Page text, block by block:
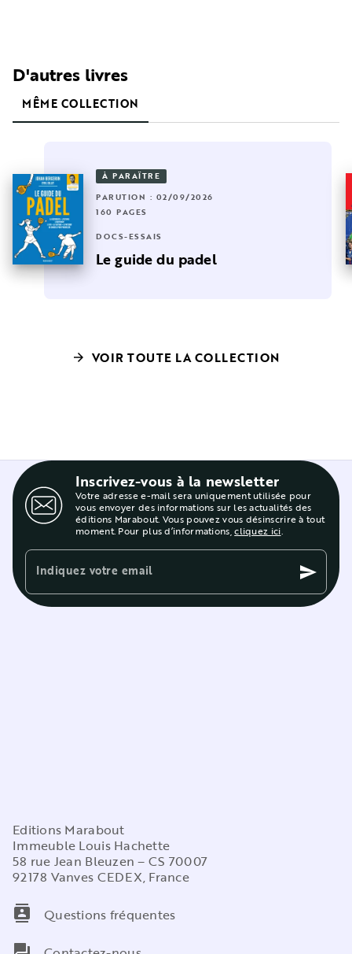
D'autres livres
MÊME COLLECTION
À PARAÎTRE
PARUTION : 02/09/2026
160 PAGES
DOCS-ESSAIS
Le guide du padel
arrow_forward VOIR TOUTE LA COLLECTION
Inscrivez-vous à la newsletter
Votre adresse e-mail sera uniquement utilisée pour
vous envoyer des informations sur les actualités des
éditions Marabout. Vous pouvez vous désinscrire à tout
moment. Pour plus d’informations,cliquez ici.
Indiquez votre email send
Editions Marabout
Immeuble Louis Hachette
58 rue Jean Bleuzen – CS 70007
92178 Vanves CEDEX, France
contacts
Questions fréquentes